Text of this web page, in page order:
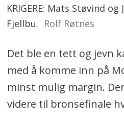
KRIGERE: Mats Støvind og
Fjellbu. Rolf Røtnes
Det ble en tett og jevn
med å komme inn på
minst mulig margin.
videre til bronsefinale